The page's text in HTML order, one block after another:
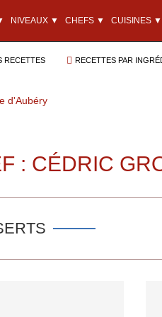
NIVEAUX ▼ CHEFS ▼ CUISINES ▼
RECETTES RECETTES PAR
: CÉDRIC